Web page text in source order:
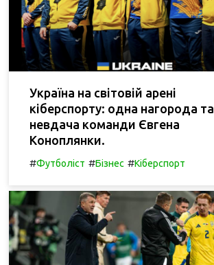
Україна на світовій арені
кіберспорту: одна нагорода та
невдача команди Євгена
Коноплянки.
#Футболіст #Бізнес #Кіберспорт